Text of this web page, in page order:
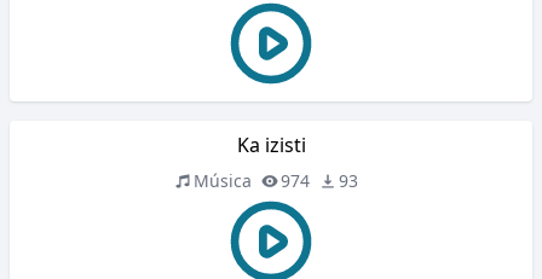
Ka izisti
Música 974 93